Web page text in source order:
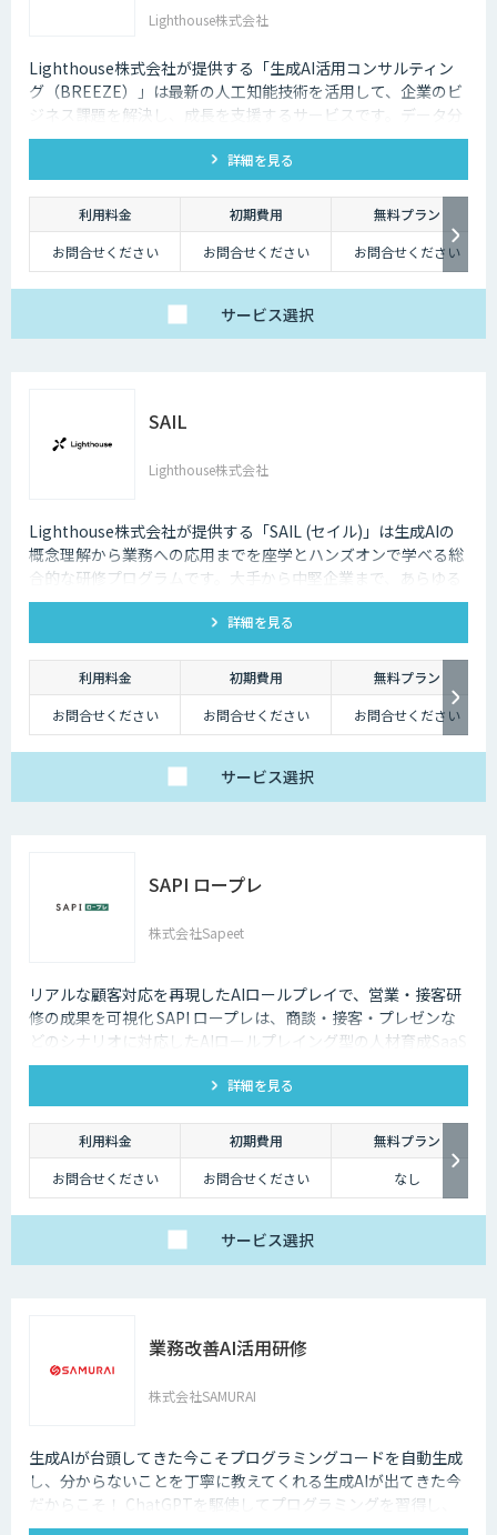
Lighthouse株式会社
Lighthouse株式会社が提供する「生成AI活用コンサルティン
グ（BREEZE）」は最新の人工知能技術を活用して、企業のビ
ジネス課題を解決し、成長を支援するサービスです。データ分
析、業務自動化、予測分析、カスタマーエクスペリエンスの向
上など、幅広いソリューションを提供します。貴社事業の実態
に合わせたAI活用戦略を構築し、競争力を高めます。
詳細を見る
利用料金 初期費用
無料プラン
お問合せください
お問合せください お問合せください
サービス選択
SAIL
Lighthouse株式会社
Lighthouse株式会社が提供する「SAIL (セイル)」は生成AIの
概念理解から業務への応用までを座学とハンズオンで学べる総
合的な研修プログラムです。大手から中堅企業まで、あらゆる
業界・業種の企業様にご利用いただけます。
詳細を見る
利用料金 初期費用
無料プラン
お問合せください
お問合せください お問合せください
サービス選択
SAPI ロープレ
株式会社Sapeet
リアルな顧客対応を再現したAIロールプレイで、営業・接客研
修の成果を可視化 SAPI ロープレは、商談・接客・プレゼンな
どのシナリオに対応したAIロールプレイング型の人材育成SaaS
です。 AIアバターとの実践トレーニングと動画フィードバック
により、新人・中途スタッフの早期戦力化と教育の属人化解消
を支援します。
詳細を見る
利用料金 初期費用
無料プラン
お問合せください
お問合せください なし
サービス選択
業務改善AI活用研修
株式会社SAMURAI
生成AIが台頭してきた今こそプログラミングコードを自動生成
し、分からないことを丁寧に教えてくれる生成AIが出てきた今
だからこそ！ ChatGPTを駆使してプログラミングを習得し、
業務改善のケーススタディを学んでいく本質的な研修を是非！